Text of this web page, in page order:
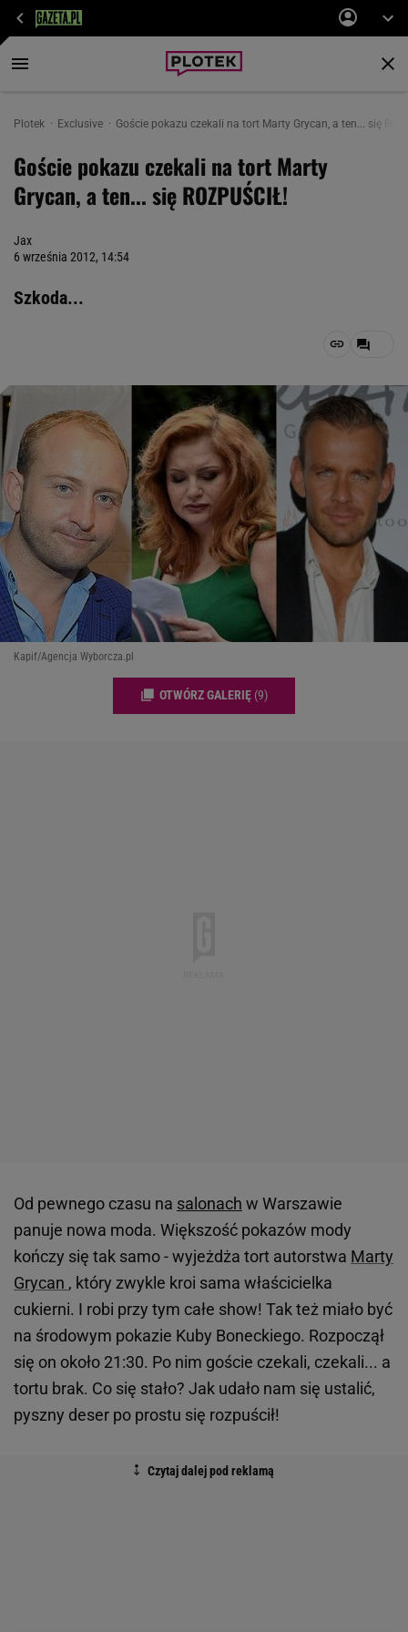
Plotek Exclusive Goście pokazu czekali na tort Marty Grycan, a ten... się
Goście pokazu czekali na tort Marty
Grycan, a ten... się ROZPUŚCIŁ!
Jax
6 września 2012, 14:54
Szkoda...
Kapif/Agencja Wyborcza.pl
OTWÓRZ GALERIĘ (9)
Od pewnego czasu na salonach w Warszawie
panuje nowa moda. Większość pokazów mody
kończy się tak samo - wyjeżdża tort autorstwa Marty
Grycan , który zwykle kroi sama właścicielka
cukierni. I robi przy tym całe show! Tak też miało być
na środowym pokazie Kuby Boneckiego. Rozpoczął
się on około 21:30. Po nim goście czekali, czekali... a
tortu brak. Co się stało? Jak udało nam się ustalić,
pyszny deser po prostu się rozpuścił!